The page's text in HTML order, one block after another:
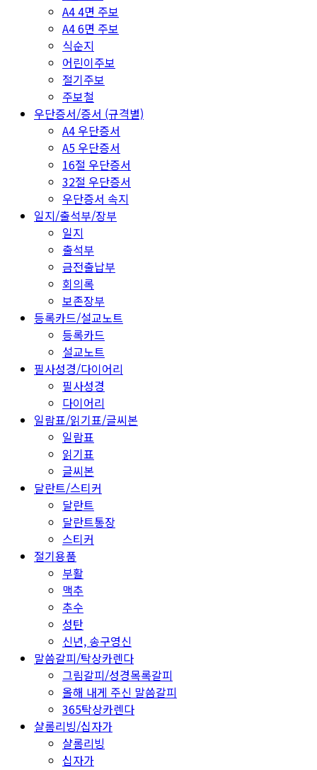
A4 4면 주보
A4 6면 주보
식순지
어린이주보
절기주보
주보철
우단증서/증서 (규격별)
A4 우단증서
A5 우단증서
16절 우단증서
32절 우단증서
우단증서 속지
일지/출석부/장부
일지
출석부
금전출납부
회의록
보존장부
등록카드/설교노트
등록카드
설교노트
필사성경/다이어리
필사성경
다이어리
일람표/읽기표/글씨본
일람표
읽기표
글씨본
달란트/스티커
달란트
달란트통장
스티커
절기용품
부활
맥추
추수
성탄
신년, 송구영신
말씀갈피/탁상카렌다
그림갈피/성경목록갈피
올해 내게 주신 말씀갈피
365탁상카렌다
샬롬리빙/십자가
샬롬리빙
십자가